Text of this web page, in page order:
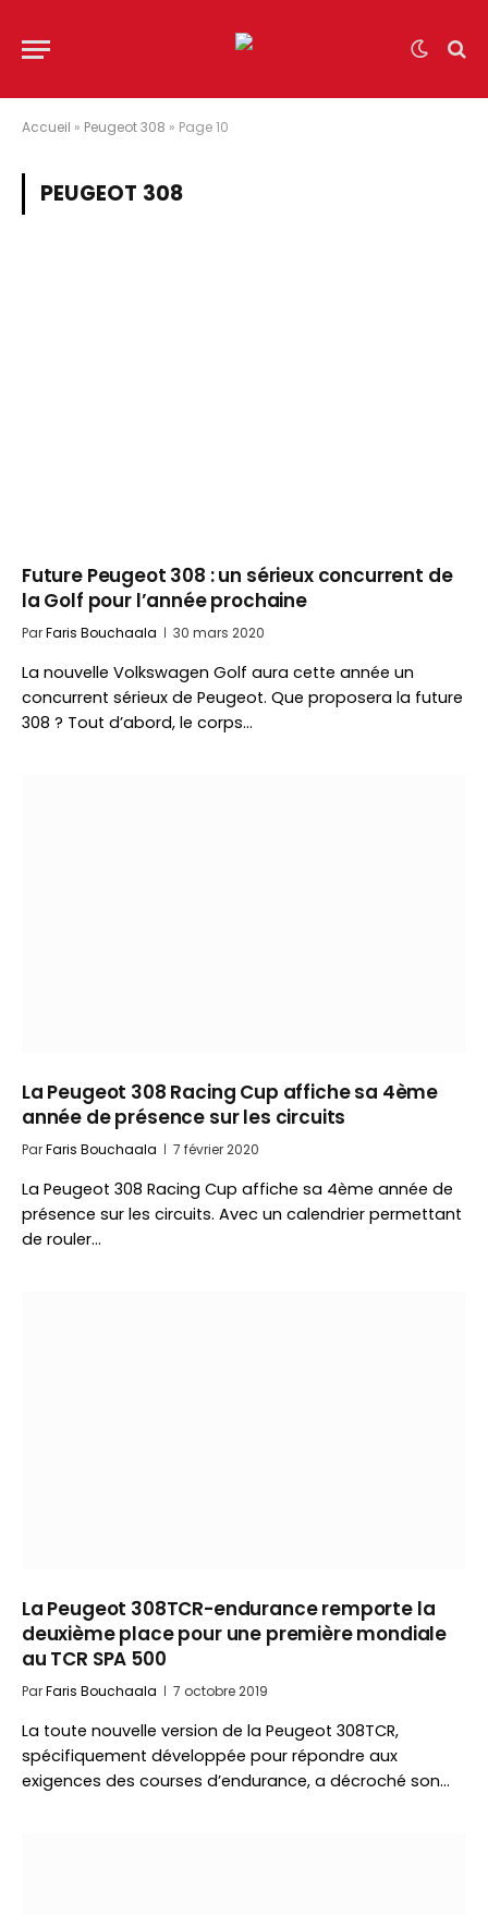
Accueil » Peugeot 308 » Page 10
PEUGEOT 308
Future Peugeot 308 : un sérieux concurrent de
la Golf pour l’année prochaine
ParFaris Bouchaala 30 mars 2020
La nouvelle Volkswagen Golf aura cette année un
concurrent sérieux de Peugeot. Que proposera la future
308 ? Tout d’abord, le corps…
La Peugeot 308 Racing Cup affiche sa 4ème
année de présence sur les circuits
ParFaris Bouchaala 7 février 2020
La Peugeot 308 Racing Cup affiche sa 4ème année de
présence sur les circuits. Avec un calendrier permettant
de rouler…
La Peugeot 308TCR-endurance remporte la
deuxième place pour une première mondiale
au TCR SPA 500
ParFaris Bouchaala 7 octobre 2019
La toute nouvelle version de la Peugeot 308TCR,
spécifiquement développée pour répondre aux
exigences des courses d’endurance, a décroché son…